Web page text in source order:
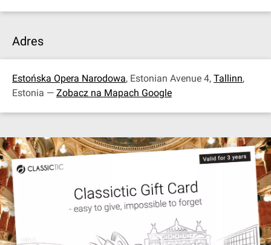
Adres
Estońska Opera Narodowa, Estonian Avenue 4, Tallinn,
Estonia — Zobacz na Mapach Google